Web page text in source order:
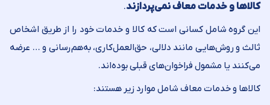
کالاها و خدمات معاف نمی‌پردازند.
این گروه شامل کسانی است که کالا و خدمات خود را از طریق اشخاص
ثالث و روش‌هایی مانند دلالی، حق‌العمل‌کاری، به‌هم‌رسانی و … عرضه
می‌کنند یا مشمول فراخوان‌های قبلی بوده‌اند.
کالاها و خدمات معاف شامل موارد زیر هستند: